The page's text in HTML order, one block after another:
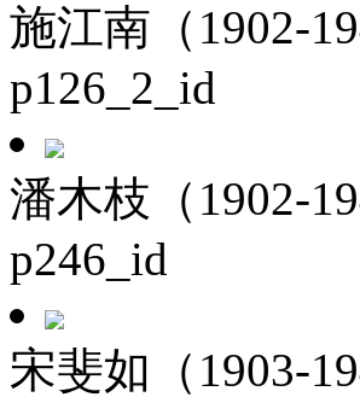
施江南（1902-
p126_2_id
潘木枝（1902-
p246_id
宋斐如（1903-